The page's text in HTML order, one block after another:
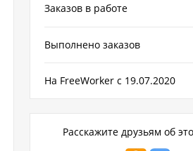
Заказов в работе
Выполнено заказов
На FreeWorker с 19.07.2020
Расскажите друзьям об